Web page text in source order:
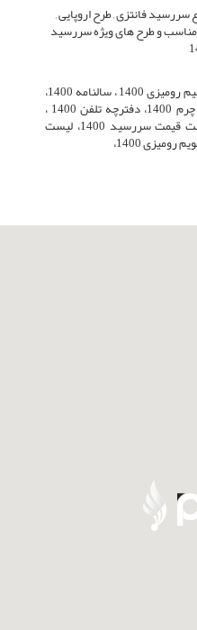
فانتزی , طرح اروپایی ,
و طرح های ویژه سررسید
سالنامه پارت ، سررسید 1400، تقومیم رومیزی 1400 ، سالنامه 1400،
تقویم دیواری 1400، سررسید جلد چرم 1400، دفترچه تلفن 1400 ،
دفتر تلفن ، هدایای تبلیغاتی ، لیست قیمت سررسید 1400، لیست